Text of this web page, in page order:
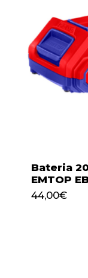
No
Bateria
EMTOP
44,00€
44,00€